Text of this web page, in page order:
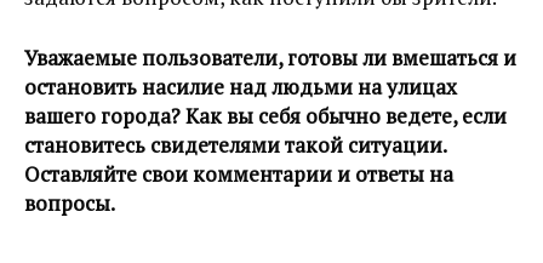
Уважаемые пользователи, готовы ли вмешаться и
остановить насилие над людьми на улицах
вашего города? Как вы себя обычно ведете, если
становитесь свидетелями такой ситуации.
Оставляйте свои комментарии и ответы на
вопросы.